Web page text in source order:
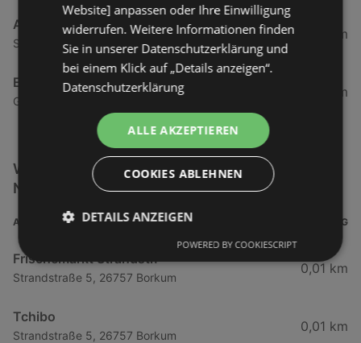
Aktiv Bruns & Ihler
Schatthausstraße 2a, 26736 Krummhoern
32,94 km
E-Center
Gewerbestraße 23, 79194 Gundelfingen
34,02 km
Weitere Getränke & Lebensmittel Filialen in der
Nähe
ADRESSE ENTFERNUNG
Frischemarkt Strandstr.
Strandstraße 5, 26757 Borkum
0,01 km
Tchibo
Strandstraße 5, 26757 Borkum
0,01 km
Website] anpassen oder Ihre Einwilligung
widerrufen. Weitere Informationen finden
Sie in unserer Datenschutzerklärung und
bei einem Klick auf „Details anzeigen“.
Datenschutzerklärung
ALLE AKZEPTIEREN
COOKIES ABLEHNEN
DETAILS ANZEIGEN
POWERED BY COOKIESCRIPT